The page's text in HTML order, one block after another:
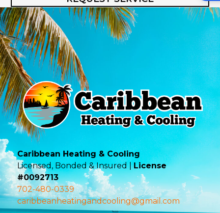
Caribbean Heating & Cooling
Licensed, Bonded & Insured |License
#0092713
702-480-0339
caribbeanheatingandcooling@gmail.com